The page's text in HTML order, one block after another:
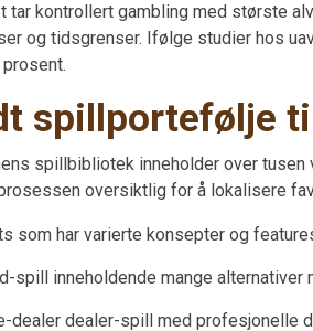
tar kontrollert gambling med største
og tidsgrenser. Ifølge studier hos
spillportefølje
spillbibliotek inneholder over
oversiktlig for å lokalisere
som har varierte konsepter og
spill inneholdende mange
dealer dealer-spill med profesjonelle